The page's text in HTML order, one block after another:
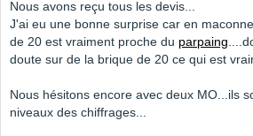
Nous avons reçu tous les devis...
J'ai eu une bonne surprise car en
de 20 est vraiment proche du parpaing
doute sur de la brique de 20 ce qui est
Nous hésitons encore avec deux MO...ils
niveaux des chiffrages...